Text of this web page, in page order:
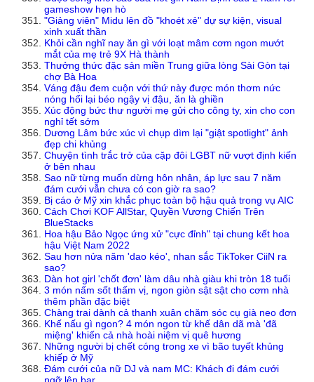
gameshow hẹn hò
"Giảng viên" Midu lên đồ "khoét xẻ" dự sự kiện, visual
xinh xuất thần
Khỏi cần nghĩ nay ăn gì với loạt mâm cơm ngon mướt
mắt của mẹ trẻ 9X Hà thành
Thưởng thức đặc sản miền Trung giữa lòng Sài Gòn tại
chợ Bà Hoa
Váng đậu đem cuộn với thứ này được món thơm nức
nóng hổi lại béo ngậy vị đậu, ăn là ghiền
Xúc động bức thư người mẹ gửi cho công ty, xin cho con
nghỉ tết sớm
Dương Lâm bức xúc vì chụp dìm lại "giật spotlight" ảnh
đẹp chi khủng
Chuyện tình trắc trở của cặp đôi LGBT nữ vượt định kiến
ở bên nhau
Sao nữ từng muốn dừng hôn nhân, áp lực sau 7 năm
đám cưới vẫn chưa có con giờ ra sao?
Bị cáo ở Mỹ xin khắc phục toàn bộ hậu quả trong vụ AIC
Cách Chơi KOF AllStar, Quyền Vương Chiến Trên
BlueStacks
Hoa hậu Bảo Ngọc ứng xử "cực đỉnh" tại chung kết hoa
hậu Việt Nam 2022
Sau hơn nửa năm 'dao kéo', nhan sắc TikToker CiiN ra
sao?
Dàn hot girl 'chốt đơn' làm dâu nhà giàu khi tròn 18 tuổi
3 món nấm sốt thấm vị, ngon giòn sật sật cho cơm nhà
thêm phần đặc biệt
Chàng trai dành cả thanh xuân chăm sóc cụ già neo đơn
Khế nấu gì ngon? 4 món ngon từ khế dân dã mà 'đã
miệng' khiến cả nhà hoài niệm vị quê hương
Những người bị chết cóng trong xe vì bão tuyết khủng
khiếp ở Mỹ
Đám cưới của nữ DJ và nam MC: Khách đi đám cưới